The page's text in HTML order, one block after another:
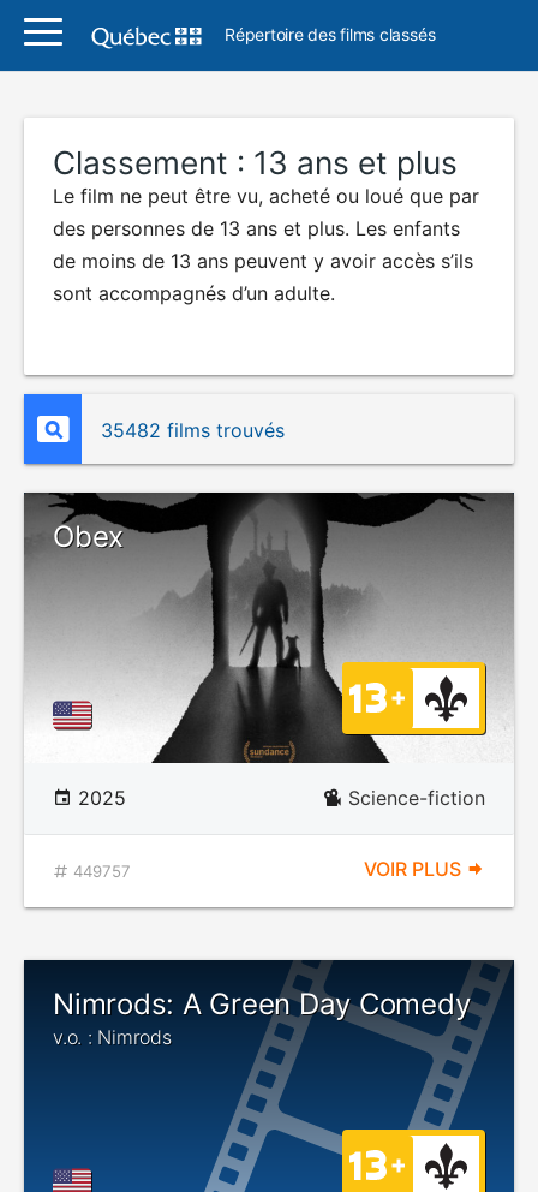
Répertoire des films classés
Classement : 13 ans et plus
Le film ne peut être vu, acheté ou loué que par
des personnes de 13 ans et plus. Les enfants
de moins de 13 ans peuvent y avoir accès s’ils
sont accompagnés d’un adulte.
35482 films trouvés
Obex
2025 Science-fiction
449757 VOIR PLUS
Nimrods: A Green Day Comedy
v.o. : Nimrods